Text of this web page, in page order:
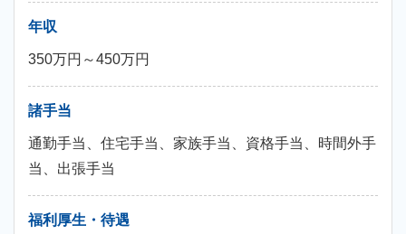
年収
350万円～450万円
諸手当
通勤手当、住宅手当、家族手当、資格手当、時間外手
当、出張手当
福利厚生・待遇